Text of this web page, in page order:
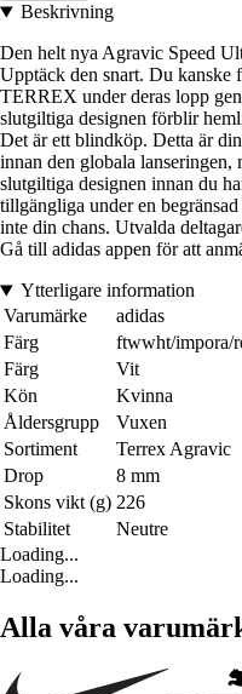
Beskrivning
Den helt nya Agravic Speed
Upptäck den snart. Du kanske
TERREX under deras lopp
slutgiltiga designen förblir
Det är ett blindköp. Detta är
innan den globala lanseringen,
slutgiltiga designen innan du
tillgängliga under en
inte din chans. Utvalda
Gå till adidas appen för att
Ytterligare information
Varumärke
adidas
Färg
ftwwht/impora/
Färg
Vit
Kön
Kvinna
Åldersgrupp
Vuxen
Sortiment
Terrex Agravic
Drop
8 mm
Skons vikt (g) 226
Stabilitet
Neutre
Loading...
Loading...
Alla våra